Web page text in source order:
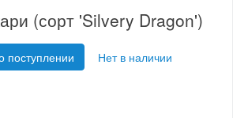
(сорт 'Silvery Dragon')
поступлении Нет в наличии